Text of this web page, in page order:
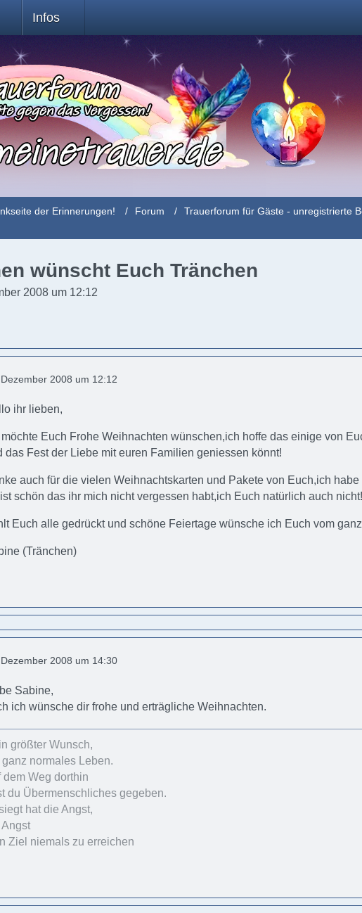
Infos
der Erinnerungen! Forum
Trauerforum für Gäste - unregistrierte
wünscht Euch Tränchen
2008 um 12:12
2008 um 12:12
ihr lieben,
Euch Frohe Weihnachten wünschen,ich hoffe das einige von
das Fest der Liebe mit euren Familien geniessen könnt!
auch für die vielen Weihnachtskarten und Pakete von Euch,ich
schön das ihr mich nicht vergessen habt,ich Euch natürlich auch
Euch alle gedrückt und schöne Feiertage wünsche ich Euch vom
(Tränchen)
2008 um 14:30
Sabine,
ich wünsche dir frohe und erträgliche Weihnachten.
größter Wunsch,
ganz normales Leben.
dem Weg dorthin
du Übermenschliches gegeben.
hat die Angst,
Ziel niemals zu erreichen